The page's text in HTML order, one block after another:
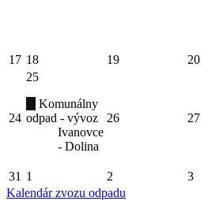
17 18 19 20
24
25
Komunálny
odpad - vývoz
Ivanovce
- Dolina
26 27
31 1 2 3
Kalendár zvozu odpadu